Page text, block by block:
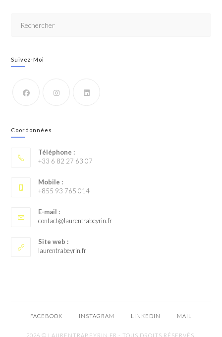
Suivez-Moi
Coordonnées
Téléphone :
+33 6 82 27 63 07
Mobile :
+855 93 765 014
E-mail :
contact@laurentrabeyrin.fr
Site web :
laurentrabeyrin.fr
FACEBOOK INSTAGRAM LINKEDIN MAIL
2026 © LAURENTRABEYRIN.FR - TOUS DROITS RÉSERVÉS.